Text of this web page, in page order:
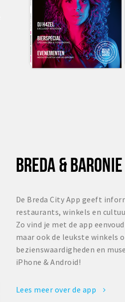
BREDA &
De Breda City App geeft
restaurants, winkels en
Zo vind je met de app
maar ook de leukste winkels
bezienswaardigheden en
iPhone & Android!
Lees meer over de app